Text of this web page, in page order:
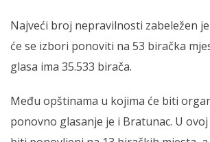
Najveći broj nepravilnosti zabeležen
će se izbori ponoviti na 53 biračka
glasa ima 35.533 birača.
Među opštinama u kojima će biti
ponovno glasanje je i Bratunac. U